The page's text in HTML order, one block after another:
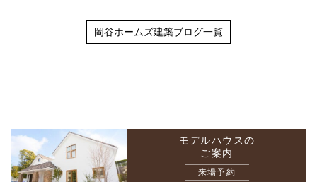
岡谷ホームズ建築ブログ一覧
モデルハウスの
ご案内
来場予約